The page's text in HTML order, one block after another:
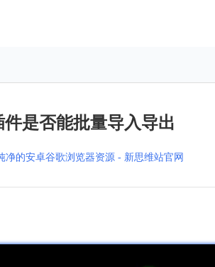
是否能批量导入导出
净的安卓谷歌浏览器资源 - 新思维站官网